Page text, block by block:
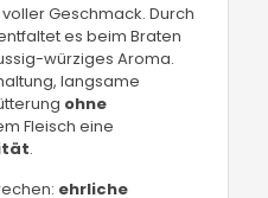
Geschmack. Durch
es beim Braten
würziges Aroma.
langsame
ohne
Fleisch eine
.
ehrliche